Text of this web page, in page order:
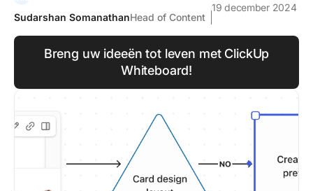
Sudarshan SomanathanHead of Content
19 december 2024
Breng uw ideeën tot leven met ClickUp
Whiteboard!